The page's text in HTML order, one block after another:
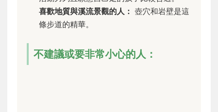
喜歡地質與溪流景觀的人： 壺穴和岩壁是這
條步道的精華。
不建議或要非常小心的人：